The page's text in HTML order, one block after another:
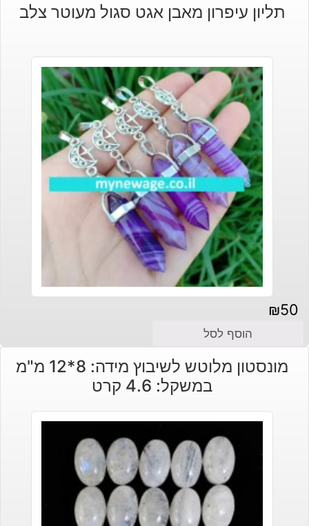
תליון עיפרון מאבן אגט סגול מעוטר צלב
₪50
הוסף לסל
מונסטון מלוטש לשיבוץ מידה: 8*12 מ"מ
במשקל: 4.6 קרט